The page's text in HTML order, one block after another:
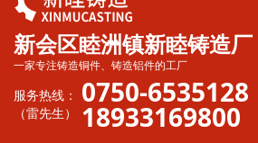
新会区睦洲镇新睦铸造厂
一家专注铸造铜件、铸造铝件的工厂
服务热线：
（雷先生）
0750-6535128
18933169800